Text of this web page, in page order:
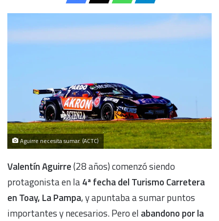
Aguirre necesita sumar. (ACTC)
Valentín Aguirre(28 años) comenzó siendo
protagonista en la4ª fecha del Turismo Carretera
en Toay, La Pampa, y apuntaba a sumar puntos
importantes y necesarios. Pero el abandono por la